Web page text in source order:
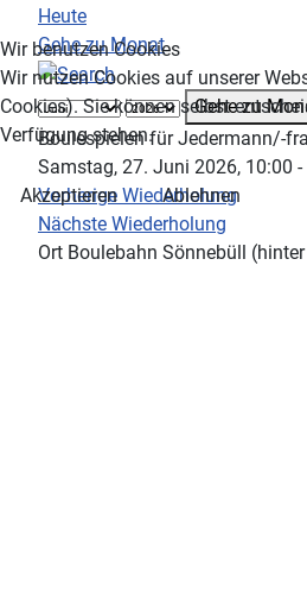
Heute
Gehe zu Monat
Gehe zu
Boulespielen für Jedermann/-
Samstag, 27. Juni 2026, 10:00 -
Vorherige Wiederholung
Nächste Wiederholung
Ort Boulebahn Sönnebüll
Wir benutzen Cookies
Wir nutzen Cookies auf unserer
Cookies). Sie können selbst
Verfügung stehen.
Akzeptieren
Ablehnen